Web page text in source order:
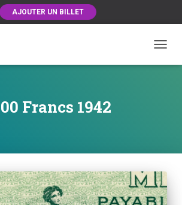
AJOUTER UN BILLET
Francs 1942